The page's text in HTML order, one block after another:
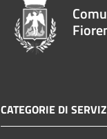
CATEGORIE DI